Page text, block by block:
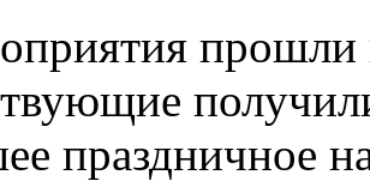
прошли
праздничное